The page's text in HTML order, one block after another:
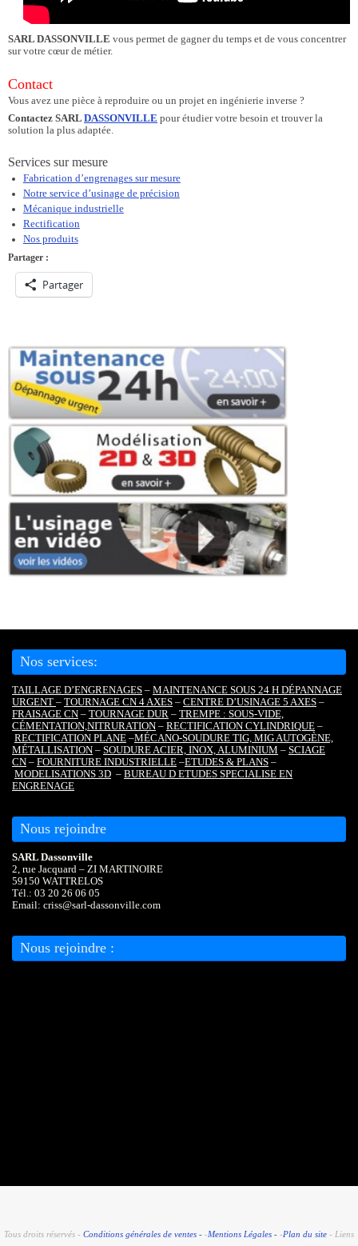
SARL DASSONVILLE vous permet de gagner du temps et de vous concentrer
sur votre cœur de métier.
Contact
Vous avez une pièce à reproduire ou un projet en ingénierie inverse ?
Contactez SARL DASSONVILLE pour étudier votre besoin et trouver la
solution la plus adaptée.
Services sur mesure
Fabrication d’engrenages sur mesure
Notre service d’usinage de précision
Mécanique industrielle
Rectification
Nos produits
Partager :
Partager
Nos services:
TAILLAGE D’ENGRENAGES – MAINTENANCE SOUS 24 H DÉPANNAGE
URGENT – TOURNAGE CN 4 AXES – CENTRE D’USINAGE 5 AXES –
FRAISAGE CN – TOURNAGE DUR – TREMPE : SOUS-VIDE,
CÉMENTATION, NITRURATION – RECTIFICATION CYLINDRIQUE –
RECTIFICATION PLANE –MÉCANO-SOUDURE TIG, MIG AUTOGÈNE,
MÉTALLISATION – SOUDURE ACIER, INOX, ALUMINIUM – SCIAGE
CN – FOURNITURE INDUSTRIELLE –ETUDES & PLANS –
MODELISATIONS 3D – BUREAU D ETUDES SPECIALISE EN
ENGRENAGE
Nous rejoindre
SARL Dassonville
2, rue Jacquard – ZI MARTINOIRE
59150 WATTRELOS
Tél.: 03 20 26 06 05
Email: criss@sarl-dassonville.com
Nous rejoindre :
Tous droits réservés - Conditions générales de ventes - -Mentions Légales - -Plan du site - Liens